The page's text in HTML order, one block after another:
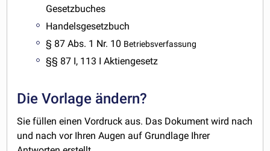
Gesetzbuches
Handelsgesetzbuch
§ 87 Abs. 1 Nr. 10 Betriebsverfassung
§§ 87 I, 113 I Aktiengesetz
Die Vorlage ändern?
Sie füllen einen Vordruck aus. Das Dokument wird nach
und nach vor Ihren Augen auf Grundlage Ihrer